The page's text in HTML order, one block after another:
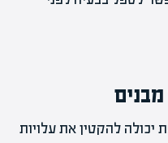
להקטין את עלויות